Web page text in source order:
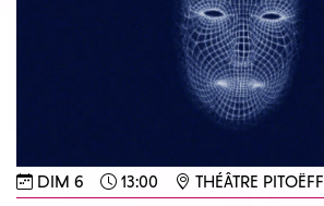
DIM 6 13:00
THÉÂTRE PITOËFF